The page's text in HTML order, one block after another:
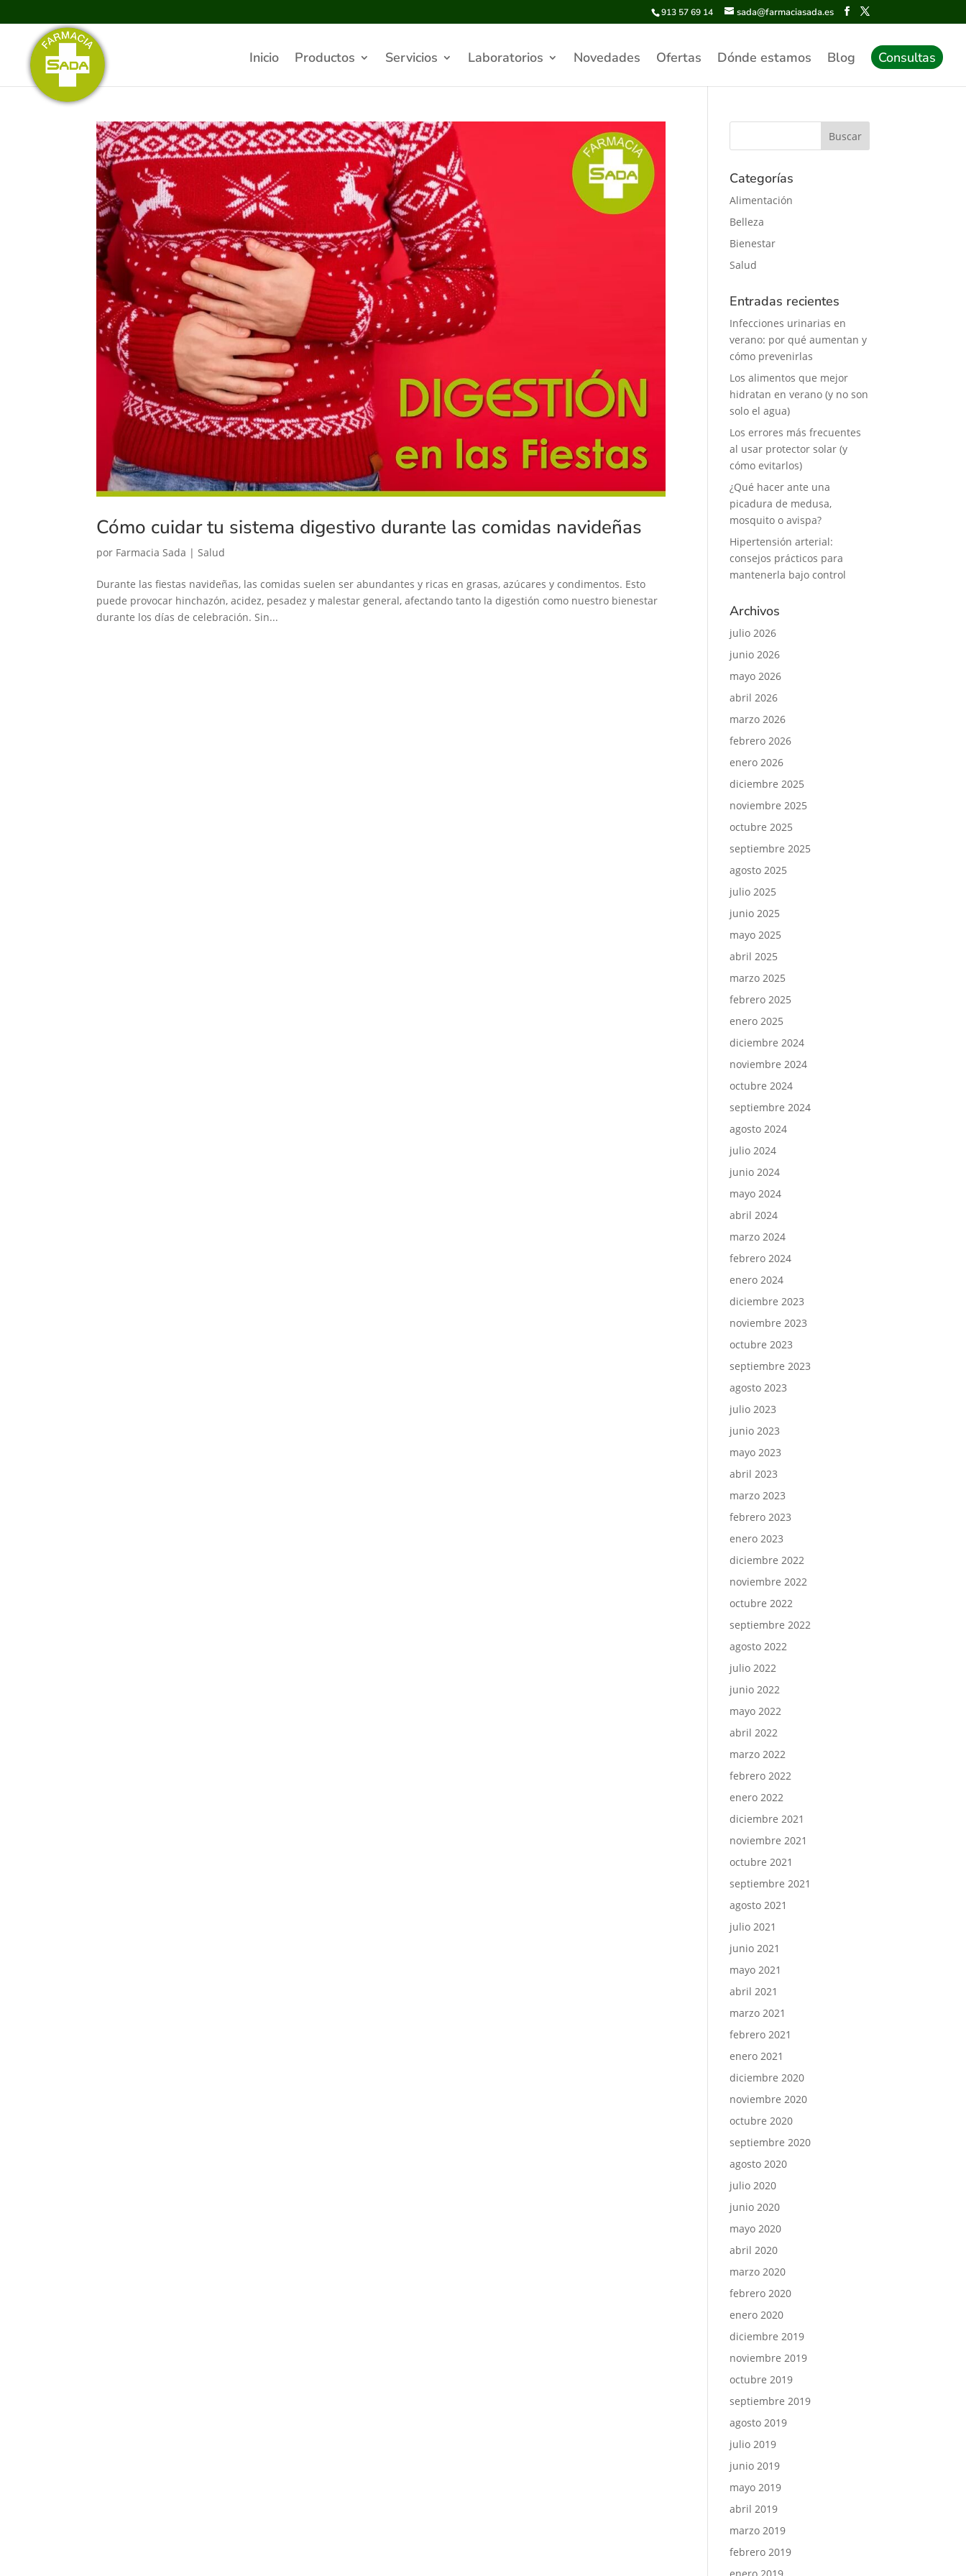
913 57 69 14 sada@farmaciasada.es
Inicio Productos Servicios Laboratorios Novedades Ofertas Dónde estamos Blog Consultas
Cómo cuidar tu sistema digestivo durante las comidas navideñas
por Farmacia Sada |Salud
Durante las fiestas navideñas, las comidas suelen ser abundantes y ricas en grasas, azúcares y condimentos. Esto
puede provocar hinchazón, acidez, pesadez y malestar general, afectando tanto la digestión como nuestro bienestar
durante los días de celebración. Sin...
Categorías
Alimentación
Belleza
Bienestar
Salud
Entradas recientes
Infecciones urinarias en
verano: por qué aumentan y
cómo prevenirlas
Los alimentos que mejor
hidratan en verano (y no son
solo el agua)
Los errores más frecuentes
al usar protector solar (y
cómo evitarlos)
¿Qué hacer ante una
picadura de medusa,
mosquito o avispa?
Hipertensión arterial:
consejos prácticos para
mantenerla bajo control
Archivos
julio 2026
junio 2026
mayo 2026
abril 2026
marzo 2026
febrero 2026
enero 2026
diciembre 2025
noviembre 2025
octubre 2025
septiembre 2025
agosto 2025
julio 2025
junio 2025
mayo 2025
abril 2025
marzo 2025
febrero 2025
enero 2025
diciembre 2024
noviembre 2024
octubre 2024
septiembre 2024
agosto 2024
julio 2024
junio 2024
mayo 2024
abril 2024
marzo 2024
febrero 2024
enero 2024
diciembre 2023
noviembre 2023
octubre 2023
septiembre 2023
agosto 2023
julio 2023
junio 2023
mayo 2023
abril 2023
marzo 2023
febrero 2023
enero 2023
diciembre 2022
noviembre 2022
octubre 2022
septiembre 2022
agosto 2022
julio 2022
junio 2022
mayo 2022
abril 2022
marzo 2022
febrero 2022
enero 2022
diciembre 2021
noviembre 2021
octubre 2021
septiembre 2021
agosto 2021
julio 2021
junio 2021
mayo 2021
abril 2021
marzo 2021
febrero 2021
enero 2021
diciembre 2020
noviembre 2020
octubre 2020
septiembre 2020
agosto 2020
julio 2020
junio 2020
mayo 2020
abril 2020
marzo 2020
febrero 2020
enero 2020
diciembre 2019
noviembre 2019
octubre 2019
septiembre 2019
agosto 2019
julio 2019
junio 2019
mayo 2019
abril 2019
marzo 2019
febrero 2019